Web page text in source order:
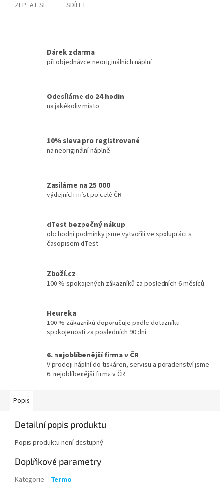
ZEPTAT SE SDÍLET
Dárek zdarma
při objednávce neoriginálních náplní
Odesíláme do 24 hodin
na jakékoliv místo
10% sleva pro registrované
na neoriginální náplně
Zasíláme na 25 000
výdejních míst po celé ČR
dTest bezpečný nákup
obchodní podmínky jsme vytvořili ve spolupráci s
časopisem dTest
Zboží.cz
100 % spokojených zákazníků za posledních 6 měsíců
Heureka
100 % zákazníků doporučuje podle dotazníku
spokojenosti za posledních 90 dní
6. nejoblíbenější firma v ČR
V prodeji náplní do tiskáren, servisu a poradenství jsme
6. nejoblíbenější firma v ČR
Popis
Detailní popis produktu
Popis produktu není dostupný
Doplňkové parametry
Kategorie: Termo